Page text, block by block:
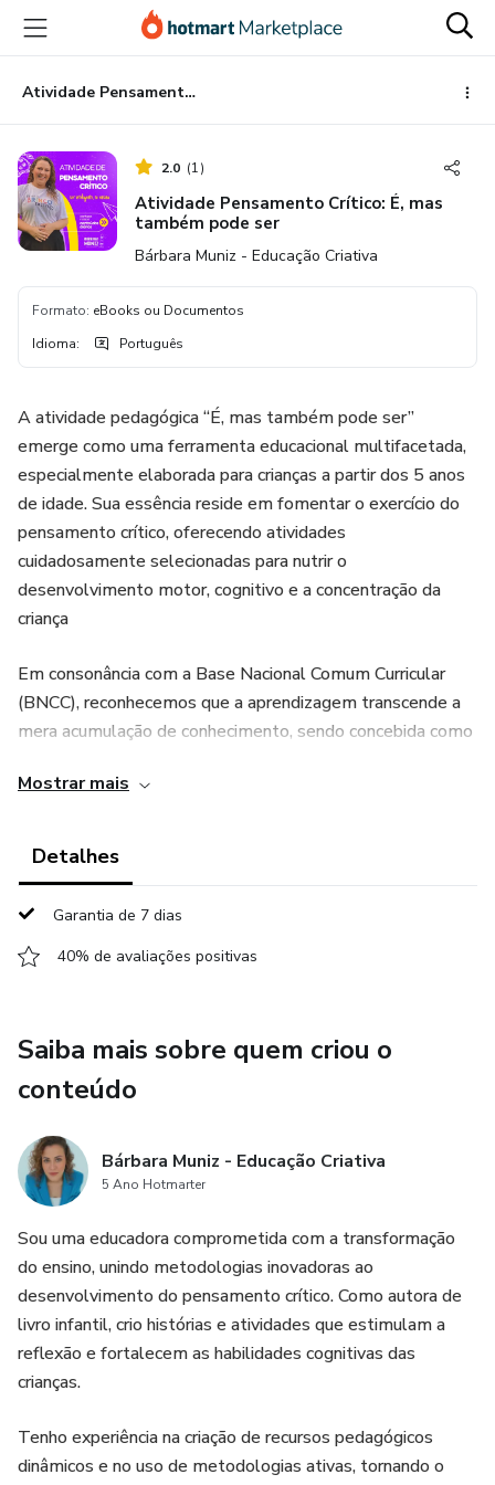
para
conteúdo
principal
para
pagamento
para
rodapé
Atividade Pensamento Crítico: É, mas também pode ser
2.0 (1)
Atividade Pensamento Crítico: É, mas
também pode ser
Bárbara Muniz - Educação Criativa
Formato: eBooks ou Documentos
Idioma: Português
A atividade pedagógica “É, mas também pode ser”
emerge como uma ferramenta educacional multifacetada,
especialmente elaborada para crianças a partir dos 5 anos
de idade. Sua essência reside em fomentar o exercício do
pensamento crítico, oferecendo atividades
cuidadosamente selecionadas para nutrir o
desenvolvimento motor, cognitivo e a concentração da
criança
Em consonância com a Base Nacional Comum Curricular
(BNCC), reconhecemos que a aprendizagem transcende a
mera acumulação de conhecimento, sendo concebida como
abertura para a experiência individual de cada criança,
educadores devem reconhecer sua importância como um
pensamento crítico. Nesse sentido, é fundamental prover
jornada de aprendizagem deve ser abraçada com paciência
e compreensão, respeitando o ritmo de desenvolvimento
de cada criança.
Valorizamos o cuidado e a expertise investidos no
desenvolvimento desse conteúdo, que busca estimular a
significativas de aprendizagem e aprimoramento das
habilidades.
Ao promover o engajamento ativo das crianças em
atividades lúdicas e relevantes, a atividade "É, mas
também pode ser”, se destaca como uma valiosa
do pensamento crítico, contribuindo para a construção de
uma base sólida para o desenvolvimento futuro das
Mostrar mais
Detalhes
Garantia de 7 dias
40% de avaliações positivas
Saiba mais sobre quem criou o
conteúdo
Bárbara Muniz - Educação Criativa
5 Ano Hotmarter
Sou uma educadora comprometida com a transformação
do ensino, unindo metodologias inovadoras ao
desenvolvimento do pensamento crítico. Como autora de
livro infantil, crio histórias e atividades que estimulam a
reflexão e fortalecem as habilidades cognitivas das
crianças.
Tenho experiência na criação de recursos pedagógicos
dinâmicos e no uso de metodologias ativas, tornando o